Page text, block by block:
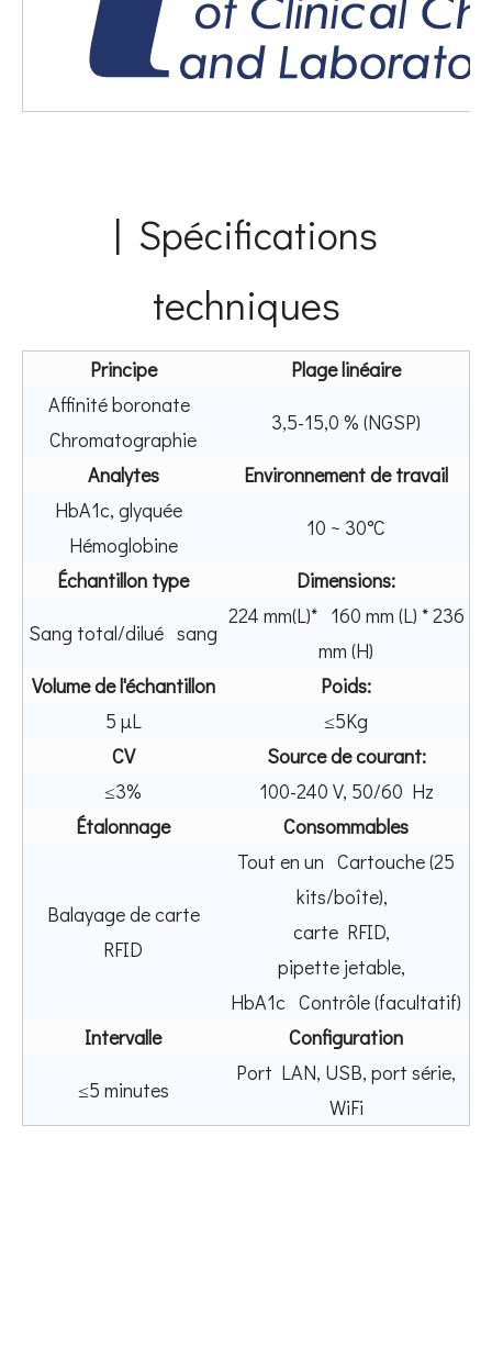
| Spécifications
techniques
Principe
Plage linéaire
Affinité boronate
Chromatographie
3,5-15,0 % (NGSP)
Analytes
Environnement de travail
HbA1c, glyquée
Hémoglobine
10 ~ 30°C
Échantillon type
Dimensions:
Sang total/dilué sang
224 mm(L)* 160 mm (L) * 236
mm (H)
Volume de l'échantillon
Poids:
5 µL
≤5Kg
CV
Source de courant:
≤3%
100-240 V, 50/60 Hz
Étalonnage
Consommables
Balayage de carte
RFID
Tout en un Cartouche (25
kits/boîte),
carte RFID,
pipette jetable,
HbA1c Contrôle (facultatif)
Intervalle
Configuration
≤5 minutes
Port LAN, USB, port série,
WiFi